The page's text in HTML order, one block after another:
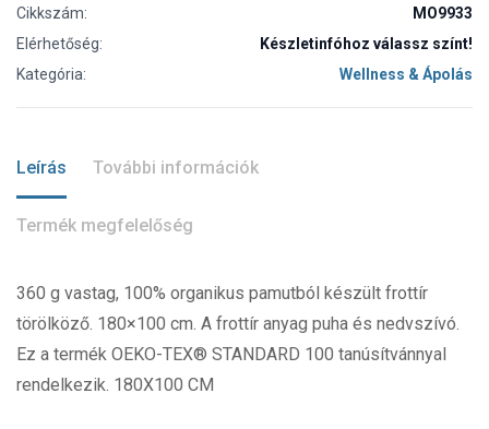
Cikkszám:
MO9933
Elérhetőség:
Készletinfóhoz válassz színt!
Kategória:
Wellness & Ápolás
Leírás További információk
Termék megfelelőség
360 g vastag, 100% organikus pamutból készült frottír
törölköző. 180×100 cm. A frottír anyag puha és nedvszívó.
Ez a termék OEKO-TEX® STANDARD 100 tanúsítvánnyal
rendelkezik. 180X100 CM